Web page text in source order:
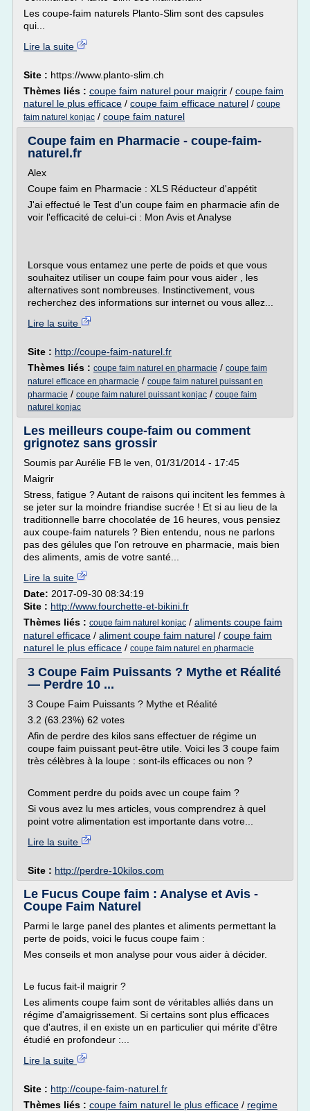
Les coupe-faim naturels Planto-Slim sont des capsules
qui...
Lire la suite
Site : https://www.planto-slim.ch
Thèmes liés : coupe faim naturel pour maigrir / coupe faim
naturel le plus efficace / coupe faim efficace naturel / coupe
faim naturel konjac / coupe faim naturel
Coupe faim en Pharmacie - coupe-faim-
naturel.fr
Alex
Coupe faim en Pharmacie : XLS Réducteur d'appétit
J'ai effectué le Test d'un coupe faim en pharmacie afin de
voir l'efficacité de celui-ci : Mon Avis et Analyse
Lorsque vous entamez une perte de poids et que vous
souhaitez utiliser un coupe faim pour vous aider , les
alternatives sont nombreuses. Instinctivement, vous
recherchez des informations sur internet ou vous allez...
Lire la suite
Site : http://coupe-faim-naturel.fr
Thèmes liés : coupe faim naturel en pharmacie / coupe faim
naturel efficace en pharmacie / coupe faim naturel puissant en
pharmacie / coupe faim naturel puissant konjac / coupe faim
naturel konjac
Les meilleurs coupe-faim ou comment
grignotez sans grossir
Soumis par Aurélie FB le ven, 01/31/2014 - 17:45
Maigrir
Stress, fatigue ? Autant de raisons qui incitent les femmes à
se jeter sur la moindre friandise sucrée ! Et si au lieu de la
traditionnelle barre chocolatée de 16 heures, vous pensiez
aux coupe-faim naturels ? Bien entendu, nous ne parlons
pas des gélules que l'on retrouve en pharmacie, mais bien
des aliments, amis de votre santé...
Lire la suite
Date: 2017-09-30 08:34:19
Site : http://www.fourchette-et-bikini.fr
Thèmes liés : coupe faim naturel konjac / aliments coupe faim
naturel efficace / aliment coupe faim naturel / coupe faim
naturel le plus efficace / coupe faim naturel en pharmacie
3 Coupe Faim Puissants ? Mythe et Réalité
— Perdre 10 ...
3 Coupe Faim Puissants ? Mythe et Réalité
3.2 (63.23%) 62 votes
Afin de perdre des kilos sans effectuer de régime un
coupe faim puissant peut-être utile. Voici les 3 coupe faim
très célèbres à la loupe : sont-ils efficaces ou non ?
Comment perdre du poids avec un coupe faim ?
Si vous avez lu mes articles, vous comprendrez à quel
point votre alimentation est importante dans votre...
Lire la suite
Site : http://perdre-10kilos.com
Le Fucus Coupe faim : Analyse et Avis -
Coupe Faim Naturel
Parmi le large panel des plantes et aliments permettant la
perte de poids, voici le fucus coupe faim :
Mes conseils et mon analyse pour vous aider à décider.
Le fucus fait-il maigrir ?
Les aliments coupe faim sont de véritables alliés dans un
régime d'amaigrissement. Si certains sont plus efficaces
que d'autres, il en existe un en particulier qui mérite d'être
étudié en profondeur :...
Lire la suite
Site : http://coupe-faim-naturel.fr
Thèmes liés : coupe faim naturel le plus efficace / regime